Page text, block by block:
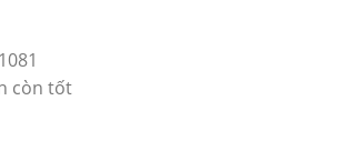
còn tốt
- cô bé dũng cảm số lượng